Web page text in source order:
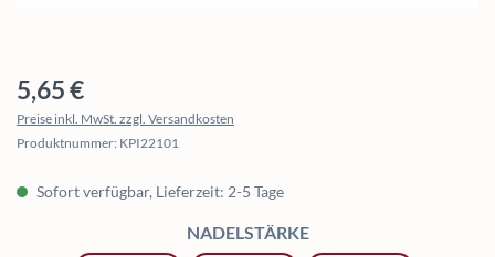
Regulärer Preis:
5,65 €
Preise inkl. MwSt. zzgl. Versandkosten
Produktnummer: KPI22101
Sofort verfügbar, Lieferzeit: 2-5 Tage
NADELSTÄRKEAUSWÄHLEN